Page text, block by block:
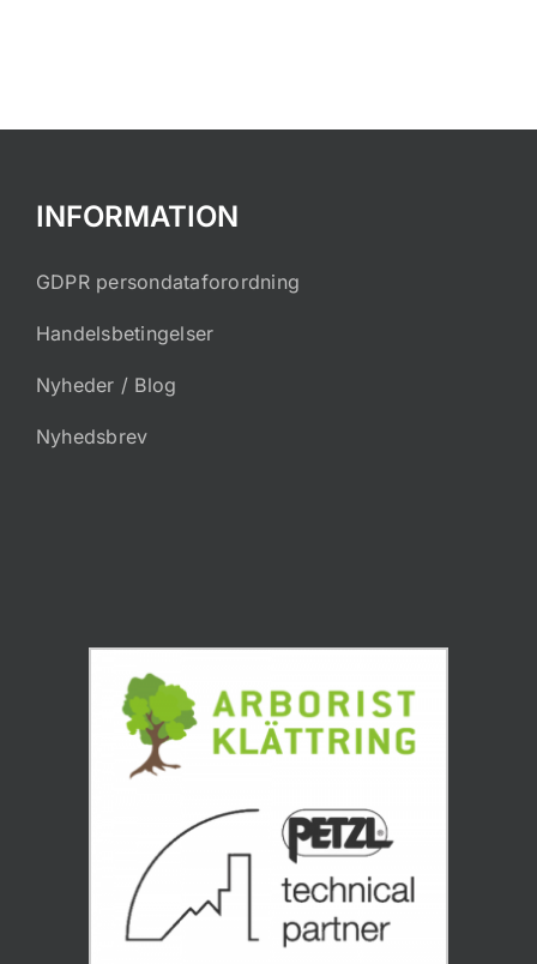
INFORMATION
GDPR persondataforordning
Handelsbetingelser
Nyheder / Blog
Nyhedsbrev